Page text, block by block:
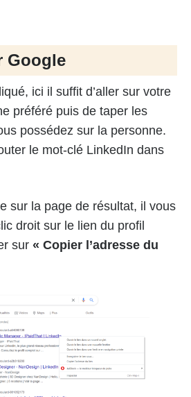
Google
ici il suffit d’aller sur votre
préféré puis de taper les
possédez sur la personne.
le mot-clé LinkedIn dans
sur la page de résultat, il vous
droit sur le lien du profil
sur « Copier l’adresse du